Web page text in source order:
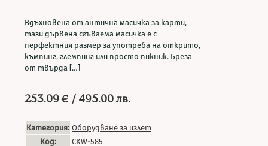
Вдъхновена от антична масичка за карти,
тази дървена сгъваема масичка е с
перфектния размер за употреба на открито,
къмпинг, глемпинг или просто пикник. Бреза
от твърда […]
253.09€ / 495.00 лв.
Категория: Оборудване за излет
Код:
CKW-585